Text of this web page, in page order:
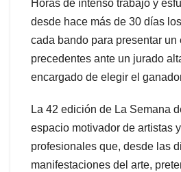
Horas de intenso trabajo y
desde hace más de 30 días
cada bando para presentar un
precedentes ante un jurado
encargado de elegir el
La 42 edición de La Semana
espacio motivador de artistas
profesionales que, desde las
manifestaciones del arte,